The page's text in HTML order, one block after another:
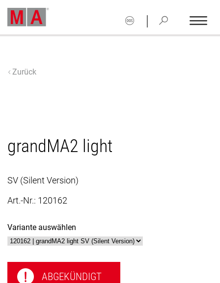
|
Zurück
grandMA2 light
SV (Silent Version)
Art.-Nr.: 120162
Variante auswählen
ABGEKÜNDIGT